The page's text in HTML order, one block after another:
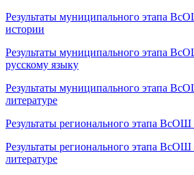
Результаты муниципального этапа
истории
Результаты муниципального этапа
русскому языку
Результаты муниципального этапа
литературе
Результаты регионального этапа ВсОШ
Результаты регионального этапа
литературе